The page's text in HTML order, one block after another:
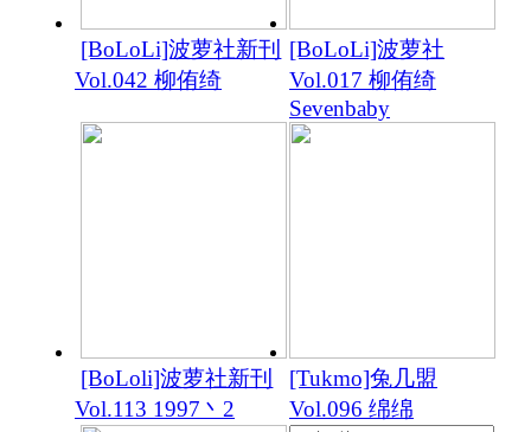
[BoLoLi]波萝社新刊
Vol.042 柳侑绮
[BoLoLi]波萝社
Vol.017 柳侑绮
Sevenbaby
[BoLoli]波萝社新刊
Vol.113 1997丶2
[Tukmo]兔几盟
Vol.096 绵绵